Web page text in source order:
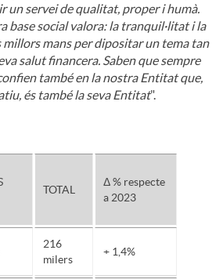
un servei de qualitat, proper i humà.
base social valora: la tranquil·litat i la
millors mans per dipositar un tema tan
salut financera. Saben que sempre
també en la nostra Entitat que,
és també la seva Entitat".
TOTAL
Δ % respecte
a 2023
216
milers
+ 1,4%